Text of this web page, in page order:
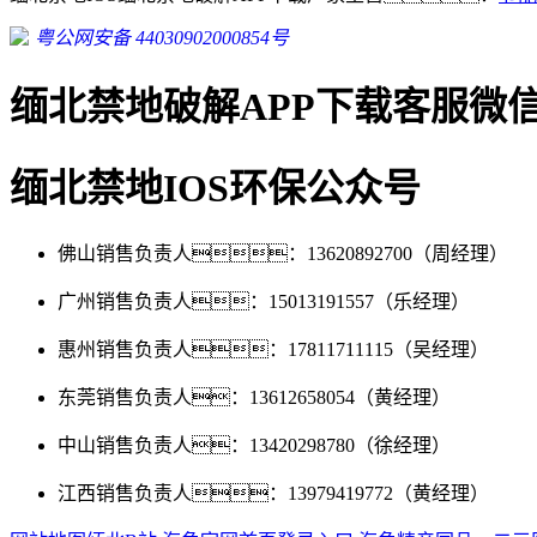
粤公网安备 44030902000854号
缅北禁地破解APP下载客服微
缅北禁地IOS环保公众号
佛山销售负责人：13620892700（周经理）
广州销售负责人：15013191557（乐经理）
惠州销售负责人：17811711115（吴经理）
东莞销售负责人：13612658054（黄经理）
中山销售负责人：13420298780（徐经理）
江西销售负责人：13979419772（黄经理）